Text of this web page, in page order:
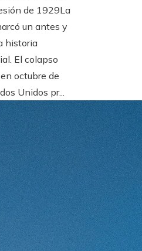
de 1929La
un antes y
historia
El colapso
octubre de
Unidos pr...